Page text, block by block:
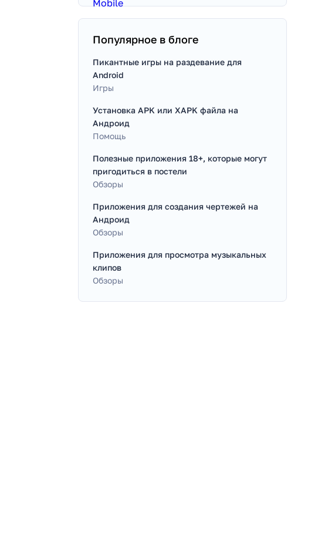
Популярное в блоге
Пикантные игры на раздевание для
Android
Игры
Установка APK или XAPK файла на
Андроид
Помощь
Полезные приложения 18+, которые могут
пригодиться в постели
Обзоры
Приложения для создания чертежей на
Андроид
Обзоры
Приложения для просмотра музыкальных
клипов
Обзоры